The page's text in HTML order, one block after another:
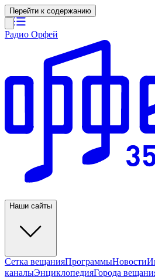
Перейти к содержанию
Радио Орфей
Наши сайты
Сетка вещанияПрограммыНовости
каналыЭнциклопедияГорода